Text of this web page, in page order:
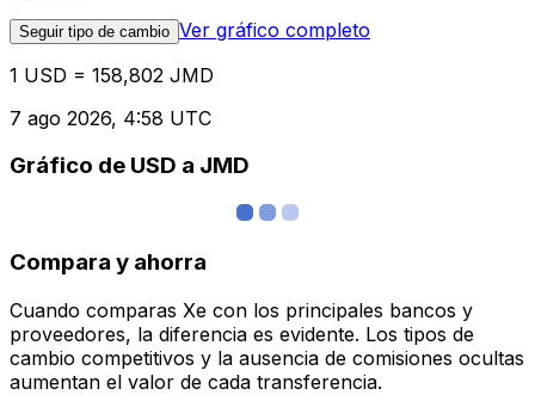
Seguir tipo de cambio Ver gráfico completo
1 USD = 158,802 JMD
7 ago 2026, 4:58 UTC
Gráfico de USD a JMD
Compara y ahorra
Cuando comparas Xe con los principales bancos y
proveedores, la diferencia es evidente. Los tipos de
cambio competitivos y la ausencia de comisiones ocultas
aumentan el valor de cada transferencia.